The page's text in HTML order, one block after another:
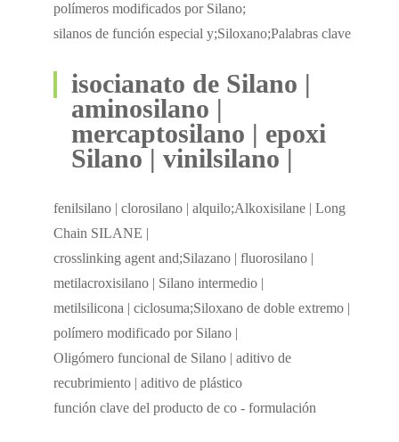
polímeros modificados por Silano;
silanos de función especial y;Siloxano;Palabras clave
isocianato de Silano |
aminosilano |
mercaptosilano | epoxi
Silano | vinilsilano |
fenilsilano | clorosilano | alquilo;Alkoxisilane | Long
Chain SILANE |
crosslinking agent and;Silazano | fluorosilano |
metilacroxisilano | Silano intermedio |
metilsilicona | ciclosuma;Siloxano de doble extremo |
polímero modificado por Silano |
Oligómero funcional de Silano | aditivo de
recubrimiento | aditivo de plástico
función clave del producto de co - formulación